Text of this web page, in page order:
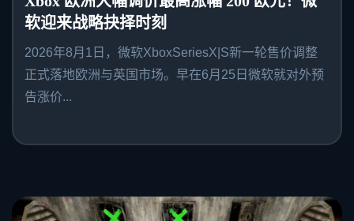
软迎来战略抉择时刻
2026年8月1日，微软XboxSeriesX|S新一轮售价调整
正式落地欧洲与英国市场。早在6月25日微软就对外预
告涨价...